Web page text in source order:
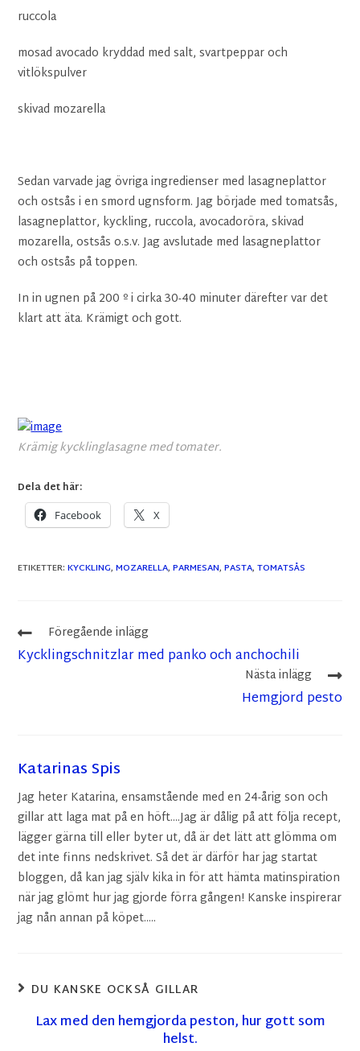
ruccola
mosad avocado kryddad med salt, svartpeppar och
vitlökspulver
skivad mozarella
Sedan varvade jag övriga ingredienser med lasagneplattor
och ostsås i en smord ugnsform. Jag började med tomatsås,
lasagneplattor, kyckling, ruccola, avocadoröra, skivad
mozarella, ostsås o.s.v. Jag avslutade med lasagneplattor
och ostsås på toppen.
In in ugnen på 200 º i cirka 30-40 minuter därefter var det
klart att äta. Krämigt och gott.
Krämig kycklinglasagne med tomater.
Dela det här:
Facebook X
ETIKETTER:KYCKLING, MOZARELLA, PARMESAN, PASTA, TOMATSÅS
Föregående inlägg
Kycklingschnitzlar med panko och anchochili
Nästa inlägg
Hemgjord pesto
Katarinas Spis
Jag heter Katarina, ensamstående med en 24-årig son och
gillar att laga mat på en höft....Jag är dålig på att följa recept,
lägger gärna till eller byter ut, då är det lätt att glömma om
det inte finns nedskrivet. Så det är därför har jag startat
bloggen, då kan jag själv kika in för att hämta matinspiration
när jag glömt hur jag gjorde förra gången! Kanske inspirerar
jag nån annan på köpet.....
DU KANSKE OCKSÅ GILLAR
Lax med den hemgjorda peston, hur gott som
helst.